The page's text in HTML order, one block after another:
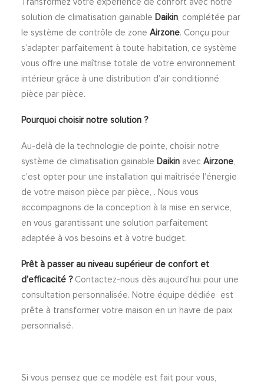
solution de climatisation gainable Daikin, complétée par
le système de contrôle de zone Airzone. Conçu pour
s’adapter parfaitement à toute habitation, ce système
vous offre une maîtrise totale de votre environnement
intérieur grâce à une distribution d’air conditionné
pièce par pièce.
Pourquoi choisir notre solution ?
Au-delà de la technologie de pointe, choisir notre
système de climatisation gainable Daikin avec Airzone,
c’est opter pour une installation qui maîtrisée l’énergie
de votre maison pièce par pièce, . Nous vous
accompagnons de la conception à la mise en service,
en vous garantissant une solution parfaitement
adaptée à vos besoins et à votre budget.
Prêt à passer au niveau supérieur de confort et
d’efficacité ?Contactez-nous dès aujourd’hui pour une
consultation personnalisée. Notre équipe dédiée est
prête à transformer votre maison en un havre de paix
personnalisé.
Si vous pensez que ce modèle est fait pour vous,